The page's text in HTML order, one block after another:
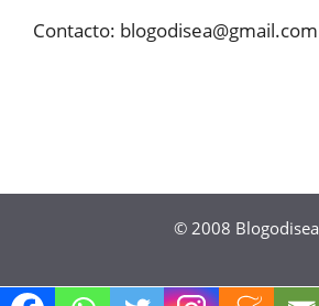
Contacto: blogodisea@gmail.com
© 2008 Blogodisea